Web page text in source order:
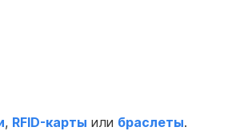
, RFID-карты или браслеты.